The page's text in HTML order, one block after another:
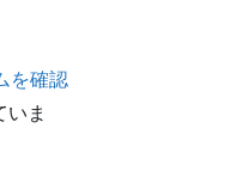
を確認
いま